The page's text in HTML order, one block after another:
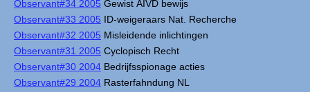
Observant#34 2005 Gewist AIVD bewijs
Observant#33 2005 ID-weigeraars Nat. Recherche
Observant#32 2005 Misleidende inlichtingen
Observant#31 2005 Cyclopisch Recht
Observant#30 2004 Bedrijfsspionage acties
Observant#29 2004 Rasterfahndung NL